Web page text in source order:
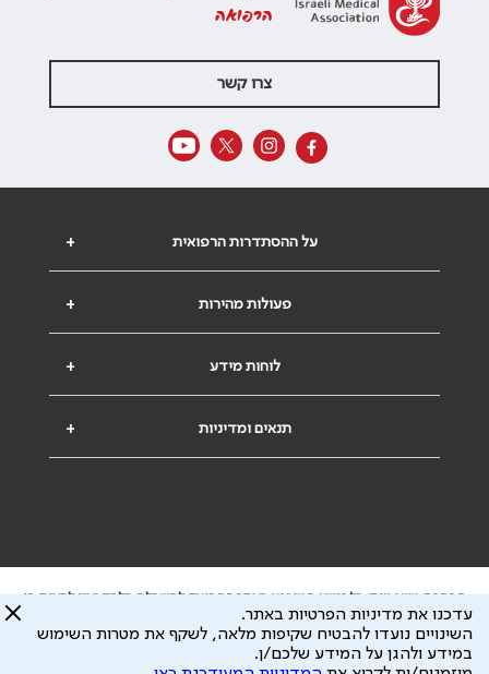
הרפואה
צרו קשר
+ על ההסתדרות הרפואית
+ פעולות מהירות
+ לוחות מידע
+ תנאים ומדיניות
הבהרה משפטית: כל נושא המופיע באתר זה נועד להשכלה בלבד ואין לראות בו
ייעוץ רפואי או משפטי. אין הר"י אחראית לתוכן המתפרסם באתר זה ולכל נזק
שעלול להיגרם.
ידוע לי שהר"י אוספת ושומרת מידע אישי לצורך מתן השרות וכי חלק ממנו עשוי
עדכנו את מדיניות הפרטיות באתר.
השינויים נועדו להבטיח שקיפות מלאה, לשקף את מטרות השימוש
במידע ולהגן על המידע שלכם/ן.